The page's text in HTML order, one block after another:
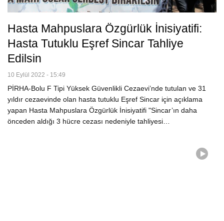
Hasta Mahpuslara Özgürlük İnisiyatifi:
Hasta Tutuklu Eşref Sincar Tahliye
Edilsin
10 Eylül 2022 - 15:49
PİRHA-Bolu F Tipi Yüksek Güvenlikli Cezaevi’nde tutulan ve 31
yıldır cezaevinde olan hasta tutuklu Eşref Sincar için açıklama
yapan Hasta Mahpuslara Özgürlük İnisiyatifi "Sincar’ın daha
önceden aldığı 3 hücre cezası nedeniyle tahliyesi…